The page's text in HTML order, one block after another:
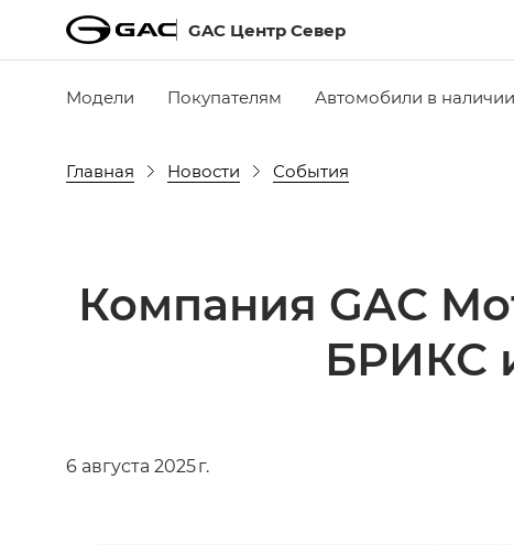
GAC Центр Север
Модели Покупателям Автомобили в наличии
Главная Новости События
Компания GAC
БРИКС
6 августа 2025 г.